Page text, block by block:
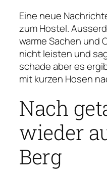
Eine neue
zum Hostel.
warme Sachen und
nicht leisten und
schade aber es
mit kurzen Hosen
Nach
wieder
Berg